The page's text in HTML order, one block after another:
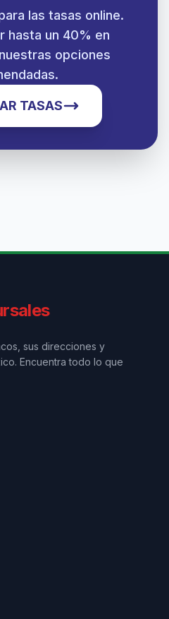
las tasas online.
hasta un 40% en
opciones
TASAS
sus direcciones y
Encuentra todo lo que